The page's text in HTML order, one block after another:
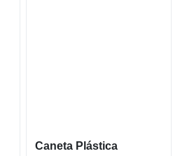
Caneta Plástica